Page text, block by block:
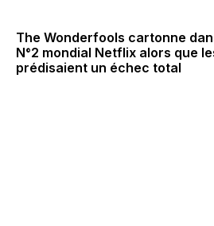
The Wonderfools cartonne
N°2 mondial Netflix alors que
prédisaient un échec total